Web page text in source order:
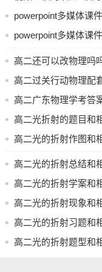
解电学问题、如何求
在更改物理后，需要
1. 制定学习计划：根
物理知识的理解。
帮助，以便更好地掌
总之，更改科目需要
条件，并做好充分准
powerpoint多媒体课
文件
powerpoint多媒体课
打包共享
高二还可以改物理吗
高二过关行动物理配
高二广东物理学考答
高二光折射的题目和
高二光的折射作图和
高二光的折射总结和
高二光的折射学案和
高二光的折射现象和
高二光的折射习题和
高二光的折射题型和